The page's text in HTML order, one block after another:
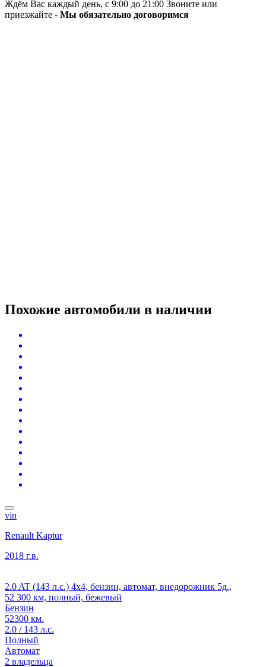
Ждём Вас каждый день, с 9:00 до 21:00 Звоните или
приезжайте - Мы обязательно договоримся
Похожие автомобили в наличии
vin
Renault Kaptur
2018 г.в.
2.0 AT (143 л.с.) 4x4, бензин, автомат, внедорожник 5д.,
52 300 км, полный, бежевый
Бензин
52300 км.
2.0 / 143 л.с.
Полный
Автомат
2 владельца